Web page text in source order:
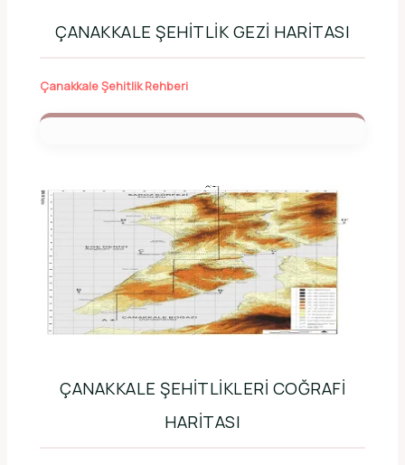
ÇANAKKALE ŞEHITLIK GEZI HARITASI
Çanakkale Şehitlik Rehberi
ÇANAKKALE ŞEHITLIKLERI COĞRAFI
HARITASI